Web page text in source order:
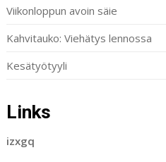
Viikonloppun avoin säie
Kahvitauko: Viehätys lennossa
Kesätyötyyli
Links
izxgq